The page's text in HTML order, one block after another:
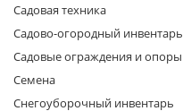
Садовая техника
Садово-огородный инвентарь
Садовые ограждения и опоры
Семена
Снегоуборочный инвентарь